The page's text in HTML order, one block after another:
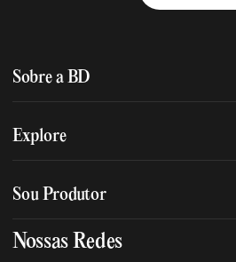
Sobre a BD
Quem somos
Política de privacidade
Explore
Assessoria de imprensa
Trabalhe na BD
Sou Produtor
Manual de mídia e da marca BD
Nossas Redes